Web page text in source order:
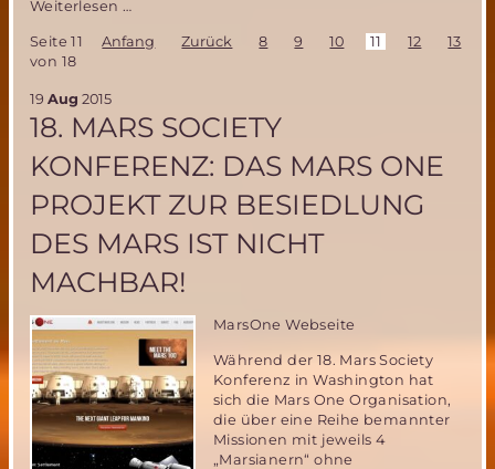
Weiterlesen …
nach
der
zurück
der
Seite 11
von 18
Anfang Zurück 8 9 10 11 12 13
19 Aug 2015
18. MARS SOCIETY
KONFERENZ: DAS MARS ONE
PROJEKT ZUR BESIEDLUNG
DES MARS IST NICHT
MACHBAR!
MarsOne Webseite
Während der 18. Mars Society
Konferenz in Washington hat
sich die Mars One Organisation,
die über eine Reihe bemannter
Missionen mit jeweils 4
„Marsianern“ ohne